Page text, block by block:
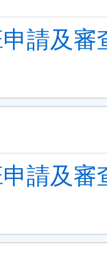
請及審
請及審